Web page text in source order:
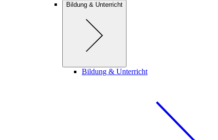
Bildung & Unterricht
Bildung & Unterricht